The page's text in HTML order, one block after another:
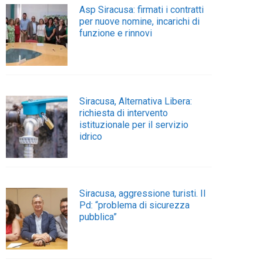
Asp Siracusa: firmati i contratti
per nuove nomine, incarichi di
funzione e rinnovi
Siracusa, Alternativa Libera:
richiesta di intervento
istituzionale per il servizio
idrico
Siracusa, aggressione turisti. Il
Pd: “problema di sicurezza
pubblica”